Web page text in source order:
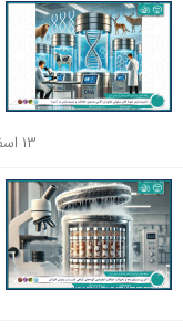
۱۳ اسفند ۱۴۰۳